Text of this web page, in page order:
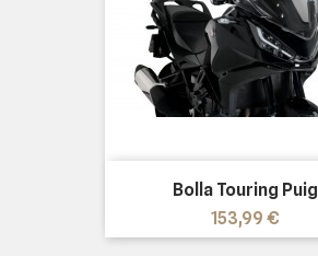
Bolla Touring Puig
Prezzo
153,99 €